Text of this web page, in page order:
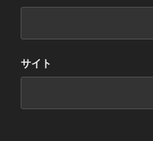
サイト